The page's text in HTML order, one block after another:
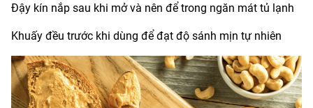
Đậy kín nắp sau khi mở và nên để trong ngăn mát tủ lạnh
Khuấy đều trước khi dùng để đạt độ sánh mịn tự nhiên